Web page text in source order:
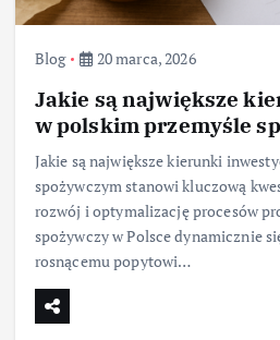
Blog 20 marca, 2026
Jakie są największe
w polskim przemyśle
Jakie są największe kierunki
spożywczym stanowi kluczową
rozwój i optymalizację procesów
spożywczy w Polsce dynamicznie
rosnącemu popytowi…